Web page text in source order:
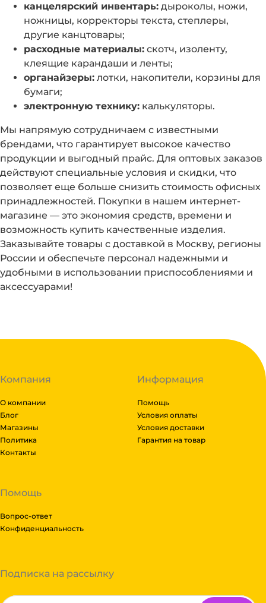
канцелярский инвентарь: дыроколы, ножи,
ножницы, корректоры текста, степлеры,
другие канцтовары;
расходные материалы: скотч, изоленту,
клеящие карандаши и ленты;
органайзеры: лотки, накопители, корзины для
бумаги;
электронную технику: калькуляторы.
Мы напрямую сотрудничаем с известными
брендами, что гарантирует высокое качество
продукции и выгодный прайс. Для оптовых заказов
действуют специальные условия и скидки, что
позволяет еще больше снизить стоимость офисных
принадлежностей. Покупки в нашем интернет-
магазине — это экономия средств, времени и
возможность купить качественные изделия.
Заказывайте товары с доставкой в Москву, регионы
России и обеспечьте персонал надежными и
удобными в использовании приспособлениями и
аксессуарами!
Компания
О компании
Блог
Магазины
Политика
Контакты
Информация
Помощь
Условия оплаты
Условия доставки
Гарантия на товар
Помощь
Вопрос-ответ
Конфиденциальность
Подписка на рассылку